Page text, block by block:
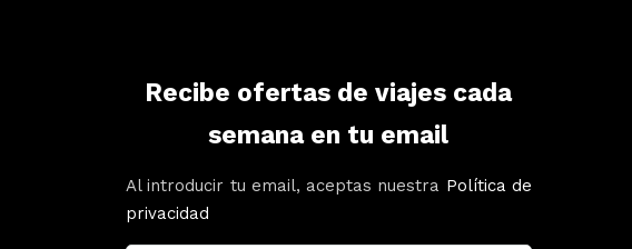
Recibe ofertas de viajes cada
semana en tu email
Al introducir tu email, aceptas nuestra Política de
privacidad